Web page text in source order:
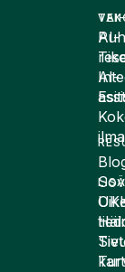
AI-
AI-